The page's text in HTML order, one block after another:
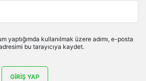
yaptığımda kullanılmak üzere adımı, e-posta
bu tarayıcıya kaydet.
GIRIŞ YAP